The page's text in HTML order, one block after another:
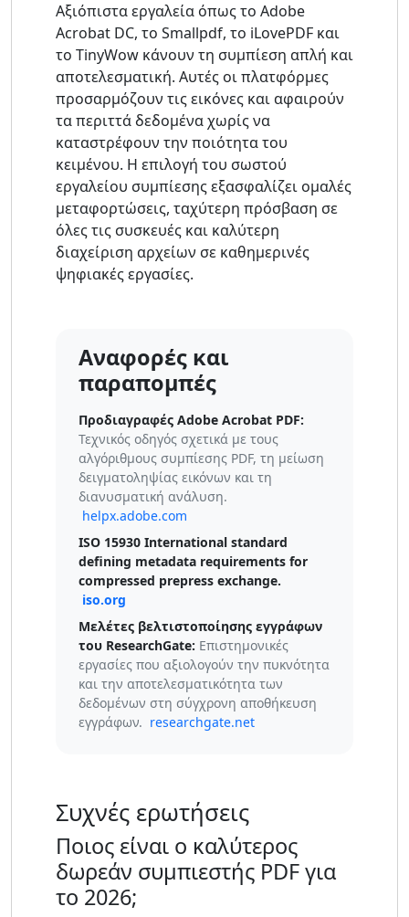
Αξιόπιστα εργαλεία όπως το Adobe
Acrobat DC, το Smallpdf, το iLovePDF και
το TinyWow κάνουν τη συμπίεση απλή και
αποτελεσματική. Αυτές οι πλατφόρμες
προσαρμόζουν τις εικόνες και αφαιρούν
τα περιττά δεδομένα χωρίς να
καταστρέφουν την ποιότητα του
κειμένου. Η επιλογή του σωστού
εργαλείου συμπίεσης εξασφαλίζει ομαλές
μεταφορτώσεις, ταχύτερη πρόσβαση σε
όλες τις συσκευές και καλύτερη
διαχείριση αρχείων σε καθημερινές
ψηφιακές εργασίες.
Αναφορές και
παραπομπές
Προδιαγραφές Adobe Acrobat PDF:
Τεχνικός οδηγός σχετικά με τους
αλγόριθμους συμπίεσης PDF, τη μείωση
δειγματοληψίας εικόνων και τη
διανυσματική ανάλυση.
helpx.adobe.com
ISO 15930 International standard
defining metadata requirements for
compressed prepress exchange.
iso.org
Μελέτες βελτιστοποίησης εγγράφων
του ResearchGate: Επιστημονικές
εργασίες που αξιολογούν την πυκνότητα
και την αποτελεσματικότητα των
δεδομένων στη σύγχρονη αποθήκευση
εγγράφων. researchgate.net
Συχνές ερωτήσεις
Ποιος είναι ο καλύτερος
δωρεάν συμπιεστής PDF για
το 2026;